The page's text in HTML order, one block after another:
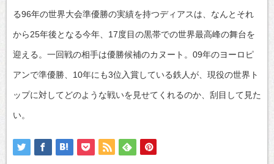
る96年の世界大会準優勝の実績を持つディアスは、なんとそれ
から25年後となる今年、17度目の黒帯での世界最高峰の舞台を
迎える。一回戦の相手は優勝候補のカヌート。09年のヨーロピ
アンで準優勝、10年にも3位入賞している鉄人が、現役の世界ト
ップに対してどのような戦いを見せてくれるのか、刮目して見た
い。